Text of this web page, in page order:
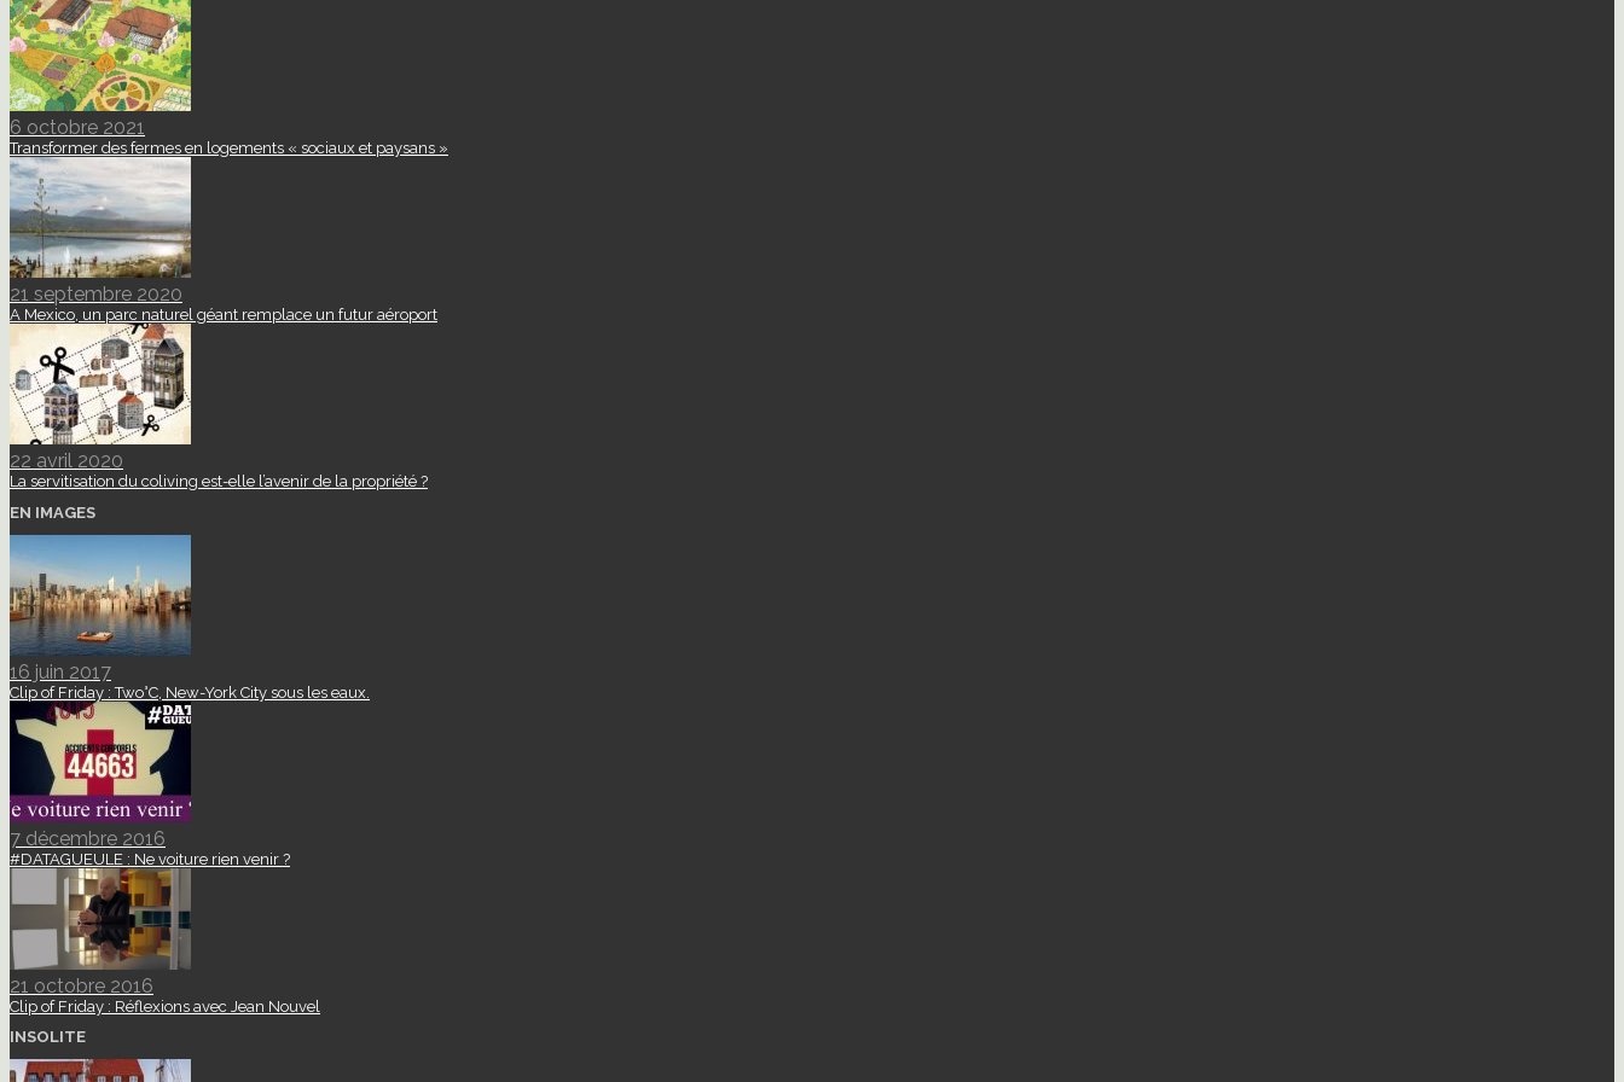
6 octobre 2021
Transformer des fermes en logements « sociaux et paysans »
21 septembre 2020
A Mexico, un parc naturel géant remplace un futur aéroport
22 avril 2020
La servitisation du coliving est-elle l’avenir de la propriété ?
EN IMAGES
16 juin 2017
Clip of Friday : Two°C, New-York City sous les eaux.
7 décembre 2016
#DATAGUEULE : Ne voiture rien venir ?
21 octobre 2016
Clip of Friday : Réflexions avec Jean Nouvel
INSOLITE